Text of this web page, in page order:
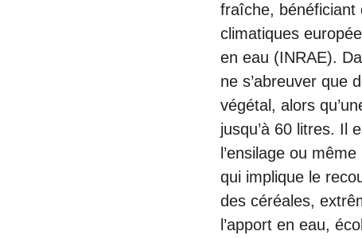
fraîche, bénéficiant
climatiques
en eau (INRAE).
ne s’abreuver que
végétal, alors
jusqu’à 60 litres. Il
l’ensilage ou
qui implique le
des céréales,
l’apport en eau,